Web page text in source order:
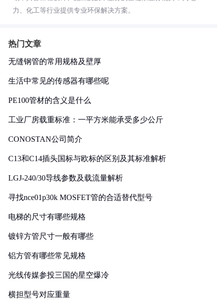
力、化工等行业提供专业环保解决方案。
热门文章
无缝钢管的常用规格及壁厚
生活中常见的传感器有哪些呢
PE100管材的含义是什么
工业厂房载重标准：一平方米能承受多少公斤
CONOSTAN公司简介
C13和C14插头国标与欧标的区别及其标准解析
LGJ-240/30导线参数及载流量解析
寻找nce01p30k MOSFET管的合适替代型号
电梯的尺寸有哪些规格
镀锌方管尺寸一般有哪些
铝方管有哪些常见规格
光线传媒参投三国的星空爆冷
横担型号对应重量